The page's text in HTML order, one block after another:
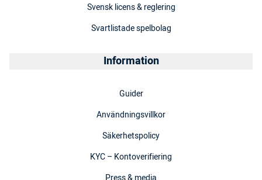
Svensk licens & reglering
Svartlistade spelbolag
Information
Guider
Användningsvillkor
Säkerhetspolicy
KYC – Kontoverifiering